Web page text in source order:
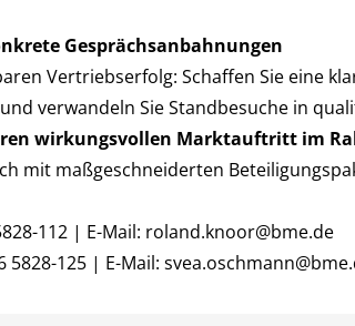
Gesprächsanbahnungen
Vertriebserfolg: Schaffen Sie eine
verwandeln Sie Standbesuche in
wirkungsvollen Marktauftritt im
mit maßgeschneiderten
112 | E-Mail: roland.knoor@bme.de
5828-125 | E-Mail: